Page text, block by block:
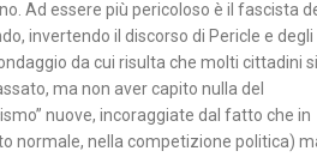
Ad essere più pericoloso è il fascista
invertendo il discorso di Pericle e degli
da cui risulta che molti cittadini si
ma non aver capito nulla del
nuove, incoraggiate dal fatto che in
normale, nella competizione politica)